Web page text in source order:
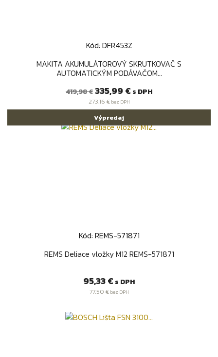
Kód: DFR453Z
MAKITA AKUMULÁTOROVÝ SKRUTKOVAČ S
AUTOMATICKÝM PODÁVAČOM...
Bežná
419,98 € Cena
335,99 € s DPH
273,16 €bez DPH
Kód: REMS-571871
REMS Deliace vložky M12 REMS-571871
Cena
95,33 € s DPH
77,50 €bez DPH
Výpredaj